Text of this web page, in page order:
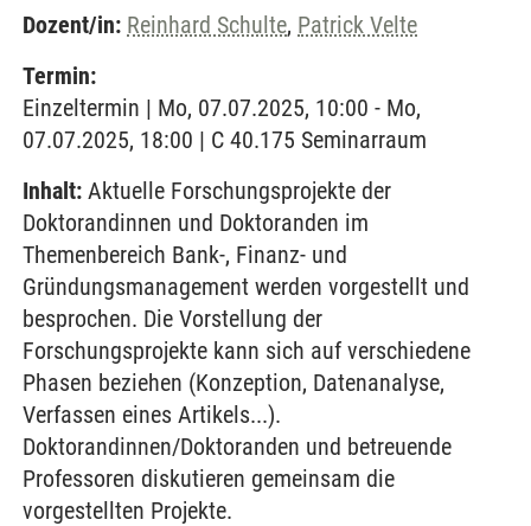
Dozent/in: Reinhard Schulte, Patrick Velte
Termin:
Einzeltermin | Mo, 07.07.2025, 10:00 - Mo,
07.07.2025, 18:00 | C 40.175 Seminarraum
Inhalt: Aktuelle Forschungsprojekte der
Doktorandinnen und Doktoranden im
Themenbereich Bank-, Finanz- und
Gründungsmanagement werden vorgestellt und
besprochen. Die Vorstellung der
Forschungsprojekte kann sich auf verschiedene
Phasen beziehen (Konzeption, Datenanalyse,
Verfassen eines Artikels...).
Doktorandinnen/Doktoranden und betreuende
Professoren diskutieren gemeinsam die
vorgestellten Projekte.